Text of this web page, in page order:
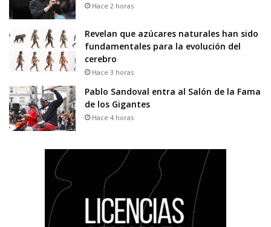
Hace 2 horas
Revelan que azúcares naturales han sido
fundamentales para la evolución del
cerebro
Hace 3 horas
Pablo Sandoval entra al Salón de la Fama
de los Gigantes
Hace 4 horas